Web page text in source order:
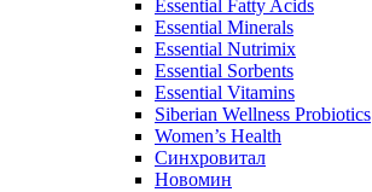
Essential Fatty Acids
Essential Minerals
Essential Nutrimix
Essential Sorbents
Essential Vitamins
Siberian Wellness Probiotics
Women’s Health
Синхровитал
Новомин